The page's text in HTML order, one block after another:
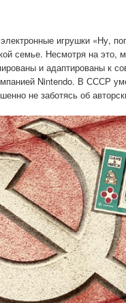
игрушки «Ну,
семье. Несмотря на это,
и адаптированы к
Nintendo. В СССР
не заботясь об